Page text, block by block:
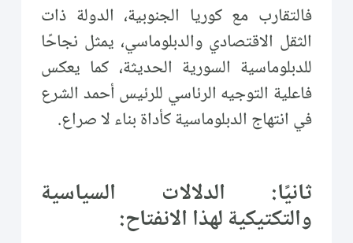
فالتقارب مع كوريا الجنوبية، الدولة ذات
الثقل الاقتصادي والدبلوماسي، يمثل نجاحًا
للدبلوماسية السورية الحديثة، كما يعكس
فاعلية التوجيه الرئاسي للرئيس أحمد الشرع
في انتهاج الدبلوماسية كأداة بناء لا صراع.
ثانيًا: الدلالات السياسية
والتكتيكية لهذا الانفتاح: